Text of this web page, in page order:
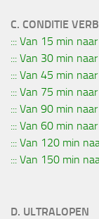
C. CONDITIE
::: Van 15 min
::: Van 30 min
::: Van 45 min
::: Van 75 min
::: Van 90 min
::: Van 60 min
::: Van 120 min
::: Van 150 min
D. ULTRALOPEN